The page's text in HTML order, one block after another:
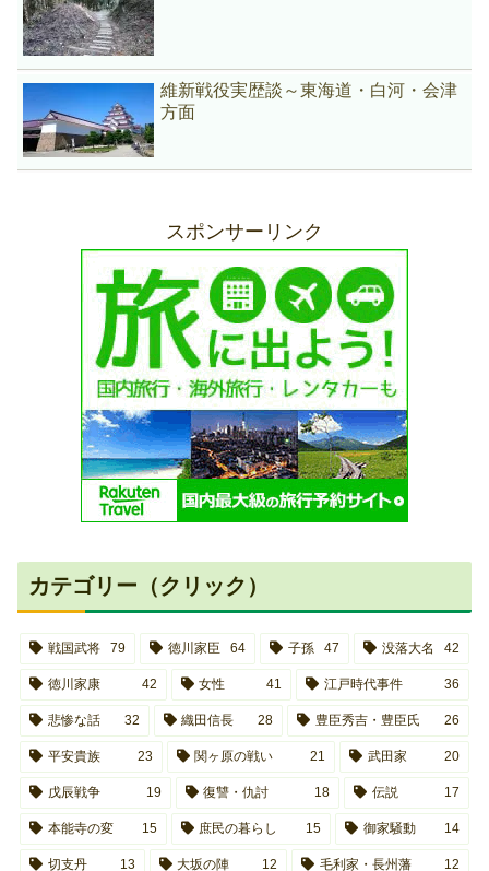
維新戦役実歴談～東海道・白河・会津
方面
スポンサーリンク
カテゴリー（クリック）
戦国武将 79 徳川家臣 64 子孫 47 没落大名 42
徳川家康 42 女性 41 江戸時代事件 36
悲惨な話 32 織田信長 28 豊臣秀吉・豊臣氏 26
平安貴族 23 関ヶ原の戦い 21 武田家 20
戊辰戦争 19 復讐・仇討 18 伝説 17
本能寺の変 15 庶民の暮らし 15 御家騒動 14
切支丹 13 大坂の陣 12 毛利家・長州藩 12